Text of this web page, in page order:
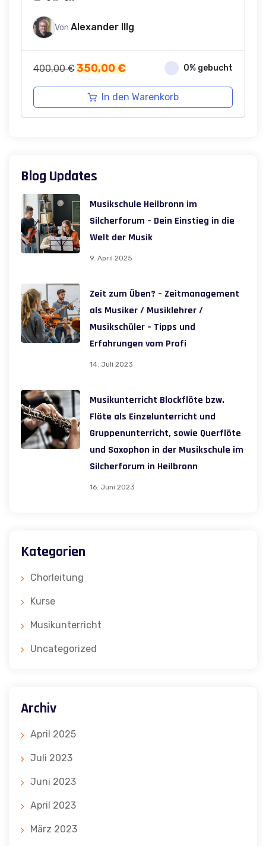
Von Alexander Illg
400,00€Ursprünglicher
war:
400,00 €
350,00€Aktueller
ist:
350,00 €.
0% gebucht
In den Warenkorb
Blog Updates
Musikschule Heilbronn im
Silcherforum – Dein Einstieg in die
Welt der Musik
9. April 2025
Zeit zum Üben? – Zeitmanagement
als Musiker / Musiklehrer /
Musikschüler – Tipps und
Erfahrungen vom Profi
14. Juli 2023
Musikunterricht Blockflöte bzw.
Flöte als Einzelunterricht und
Gruppenunterricht, sowie Querflöte
und Saxophon in der Musikschule im
Silcherforum in Heilbronn
16. Juni 2023
Kategorien
Chorleitung
Kurse
Musikunterricht
Uncategorized
Archiv
April 2025
Juli 2023
Juni 2023
April 2023
März 2023